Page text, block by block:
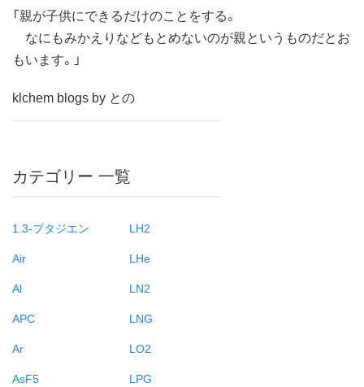
「親が子供にできるだけのことをする。
なにもみかえりなどもとめないのが親というものだとお
もいます。」
klchem blogs by との
カテゴリー 一覧
1.3-ブタジエン
Air
Al
APC
Ar
AsF5
LH2
LHe
LN2
LNG
LO2
LPG